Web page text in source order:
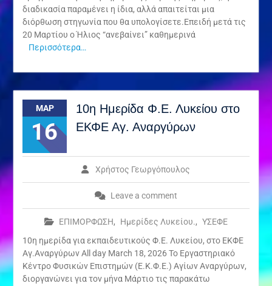
διαδικασία παραμένει η ίδια, αλλά απαιτείται μια
διόρθωση στηγωνία που θα υπολογίσετε.Επειδή μετά τις
20 Μαρτίου ο Ήλιος “ανεβαίνει” καθημερινά
Περισσότερα…
ΜΑΡ
16
10η Ημερίδα Φ.Ε. Λυκείου στο
ΕΚΦΕ Αγ. Αναργύρων
Χρήστος Γεωργόπουλος
Leave a comment
ΕΠΙΜΟΡΦΩΣΗ, Ημερίδες Λυκείου., ΥΣΕΦΕ
10η ημερίδα για εκπαιδευτικούς Φ.Ε. Λυκείου, στο ΕΚΦΕ
Αγ.Αναργύρων All day March 18, 2026 Το Εργαστηριακό
Κέντρο Φυσικών Επιστημών (Ε.Κ.Φ.Ε.) Αγίων Αναργύρων,
διοργανώνει για τον μήνα Μάρτιο τις παρακάτω